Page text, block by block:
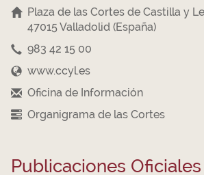
Plaza de las Cortes de Castilla y
47015 Valladolid (España)
983 42 15 00
www.ccyl.es
Oficina de Información
Organigrama de las Cortes
Publicaciones Oficiales